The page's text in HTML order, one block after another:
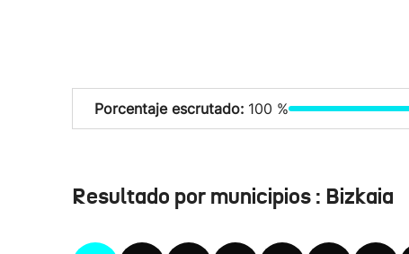
Porcentaje escrutado: 100 %
Resultado por municipios : Bizkaia